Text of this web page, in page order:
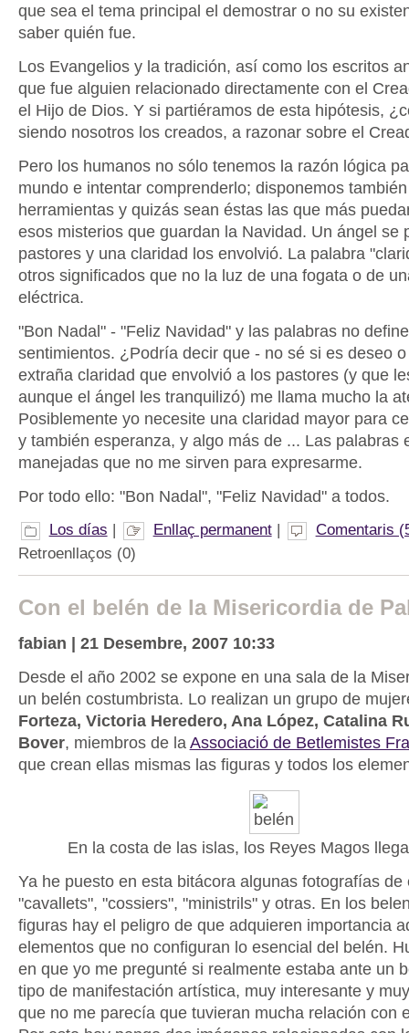
que sea el tema principal el demostrar o no su
saber quién fue.
Los Evangelios y la tradición, así como los escritos
que fue alguien relacionado directamente con el
el Hijo de Dios. Y si partiéramos de esta hipótesis,
siendo nosotros los creados, a razonar sobre el
Pero los humanos no sólo tenemos la razón lógica
mundo e intentar comprenderlo; disponemos
herramientas y quizás sean éstas las que más
esos misterios que guardan la Navidad. Un ángel se
pastores y una claridad los envolvió. La palabra
otros significados que no la luz de una fogata o de
eléctrica.
"Bon Nadal" - "Feliz Navidad" y las palabras no
sentimientos. ¿Podría decir que - no sé si es deseo
extraña claridad que envolvió a los pastores (y que
aunque el ángel les tranquilizó) me llama mucho la
Posiblemente yo necesite una claridad mayor para
y también esperanza, y algo más de ... Las palabras
manejadas que no me sirven para expresarme.
Por todo ello: "Bon Nadal", "Feliz Navidad" a todos.
Los días | Enllaç permanent|
Comentaris
Retroenllaços (0)
Con el belén de la Misericordia de
fabian | 21 Desembre, 2007 10:33
Desde el año 2002 se expone en una sala de la
un belén costumbrista. Lo realizan un grupo de
Forteza, Victoria Heredero, Ana López, Catalina
Bover, miembros de laAssociació de Betlemistes
que crean ellas mismas las figuras y todos los
En la costa de las islas, los Reyes Magos
Ya he puesto en esta bitácora algunas fotografías de
"cavallets", "cossiers", "ministrils" y otras. En los
figuras hay el peligro de que adquieren importancia
elementos que no configuran lo esencial del belén.
en que yo me pregunté si realmente estaba ante un
tipo de manifestación artística, muy interesante y
que no me parecía que tuvieran mucha relación con